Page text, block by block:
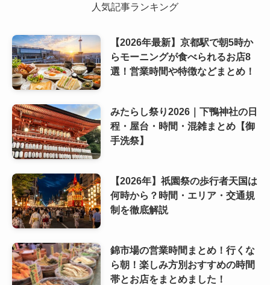
人気記事ランキング
【2026年最新】京都駅で朝5時か
らモーニングが食べられるお店8
選！営業時間や特徴などまとめ！
みたらし祭り2026｜下鴨神社の日
程・屋台・時間・混雑まとめ【御
手洗祭】
【2026年】祇園祭の歩行者天国は
何時から？時間・エリア・交通規
制を徹底解説
錦市場の営業時間まとめ！行くな
ら朝！楽しみ方別おすすめの時間
帯とお店をまとめました！